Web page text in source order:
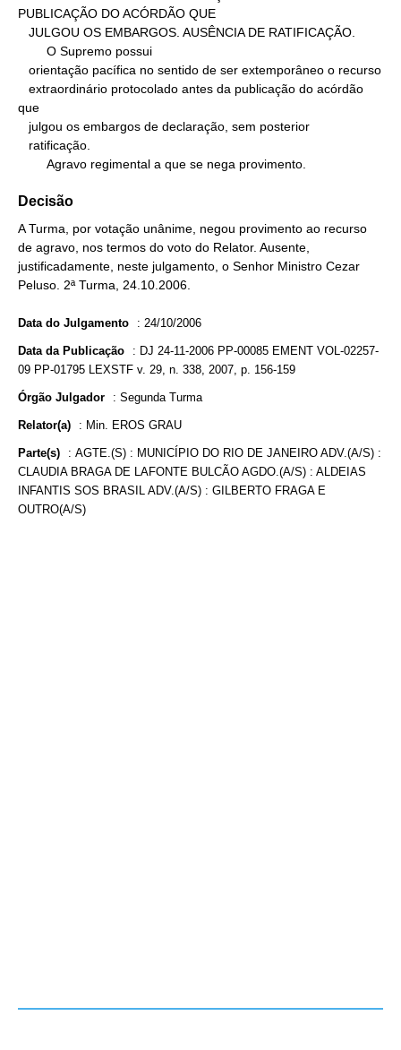
PUBLICAÇÃO DO ACÓRDÃO QUE
que
        Agravo regimental a que se nega provimento.
Decisão
A Turma, por votação unânime, negou provimento ao recurso
de agravo, nos termos do voto do Relator. Ausente,
justificadamente, neste julgamento, o Senhor Ministro Cezar
Peluso. 2ª Turma, 24.10.2006.
Data do Julgamento : 24/10/2006
Data da Publicação : DJ 24-11-2006 PP-00085 EMENT VOL-02257-
09 PP-01795 LEXSTF v. 29, n. 338, 2007, p. 156-159
Órgão Julgador : Segunda Turma
Relator(a) : Min. EROS GRAU
Parte(s) : AGTE.(S) : MUNICÍPIO DO RIO DE JANEIRO ADV.(A/S) :
CLAUDIA BRAGA DE LAFONTE BULCÃO AGDO.(A/S) : ALDEIAS
INFANTIS SOS BRASIL ADV.(A/S) : GILBERTO FRAGA E
OUTRO(A/S)